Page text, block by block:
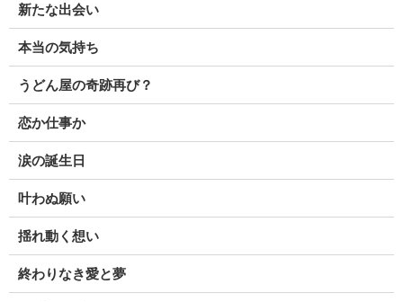
新たな出会い
本当の気持ち
うどん屋の奇跡再び？
恋か仕事か
涙の誕生日
叶わぬ願い
揺れ動く想い
終わりなき愛と夢